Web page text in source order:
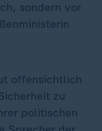
sondern vor
offensichtlich
zu
politischen